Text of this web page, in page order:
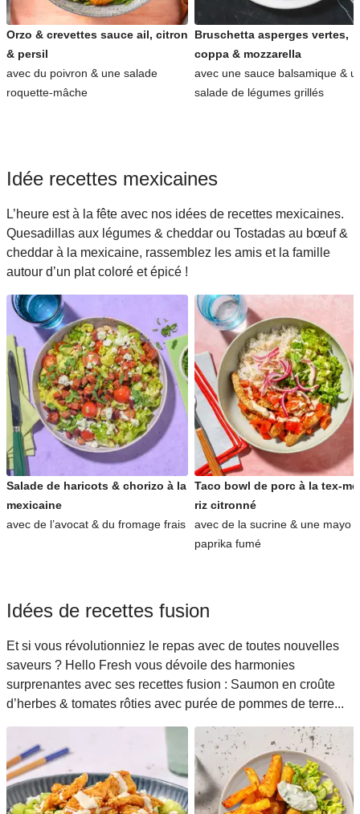
Orzo & crevettes sauce ail, citron
& persil
avec du poivron & une salade
roquette-mâche
Bruschetta asperges vertes,
coppa & mozzarella
avec une sauce balsamique &
salade de légumes grillés
Idée recettes mexicaines
L’heure est à la fête avec nos idées de recettes mexicaines.
Quesadillas aux légumes & cheddar ou Tostadas au bœuf &
cheddar à la mexicaine, rassemblez les amis et la famille
autour d’un plat coloré et épicé !
Salade de haricots & chorizo à la
mexicaine
avec de l’avocat & du fromage frais
Taco bowl de porc à la tex-
riz citronné
avec de la sucrine & une mayo
paprika fumé
Idées de recettes fusion
Et si vous révolutionniez le repas avec de toutes nouvelles
saveurs ? Hello Fresh vous dévoile des harmonies
surprenantes avec ses recettes fusion : Saumon en croûte
d’herbes & tomates rôties avec purée de pommes de terre...